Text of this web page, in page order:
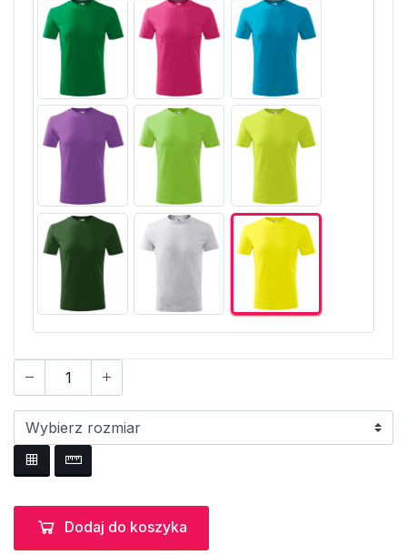
Dodaj do koszyka